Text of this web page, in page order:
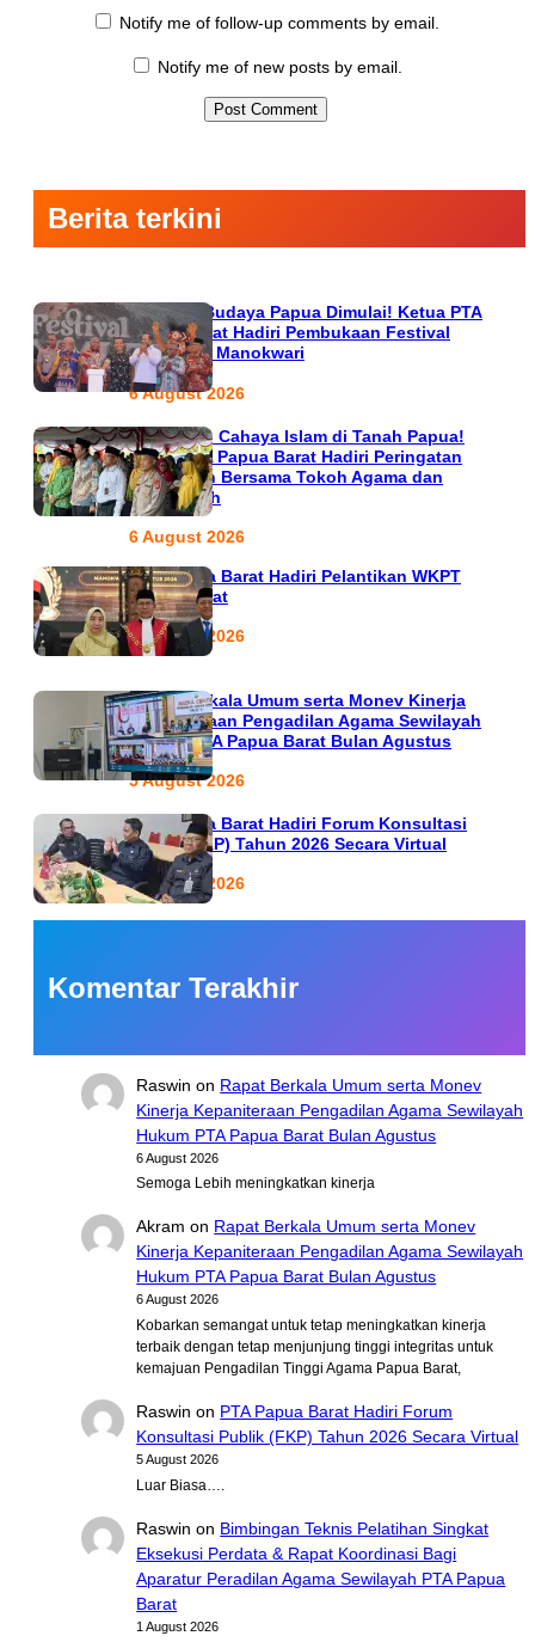
Notify me of follow-up comments by email.
Notify me of new posts by email.
Berita terkini
Semarak Budaya Papua Dimulai! Ketua PTA
Papua Barat Hadiri Pembukaan Festival
Raimuti di Manokwari
6 August 2026
666 Tahun Cahaya Islam di Tanah Papua!
Ketua PTA Papua Barat Hadiri Peringatan
Bersejarah Bersama Tokoh Agama dan
Pemerintah
6 August 2026
PTA Papua Barat Hadiri Pelantikan WKPT
Papua Barat
6 August 2026
Rapat Berkala Umum serta Monev Kinerja
Kepaniteraan Pengadilan Agama Sewilayah
Hukum PTA Papua Barat Bulan Agustus
5 August 2026
PTA Papua Barat Hadiri Forum Konsultasi
Publik (FKP) Tahun 2026 Secara Virtual
5 August 2026
Komentar Terakhir
Raswin on Rapat Berkala Umum serta Monev
Kinerja Kepaniteraan Pengadilan Agama Sewilayah
Hukum PTA Papua Barat Bulan Agustus
6 August 2026
Semoga Lebih meningkatkan kinerja
Akram on Rapat Berkala Umum serta Monev
Kinerja Kepaniteraan Pengadilan Agama Sewilayah
Hukum PTA Papua Barat Bulan Agustus
6 August 2026
Kobarkan semangat untuk tetap meningkatkan kinerja
terbaik dengan tetap menjunjung tinggi integritas untuk
kemajuan Pengadilan Tinggi Agama Papua Barat,
Raswin on PTA Papua Barat Hadiri Forum
Konsultasi Publik (FKP) Tahun 2026 Secara Virtual
5 August 2026
Luar Biasa….
Raswin on Bimbingan Teknis Pelatihan Singkat
Eksekusi Perdata & Rapat Koordinasi Bagi
Aparatur Peradilan Agama Sewilayah PTA Papua
Barat
1 August 2026